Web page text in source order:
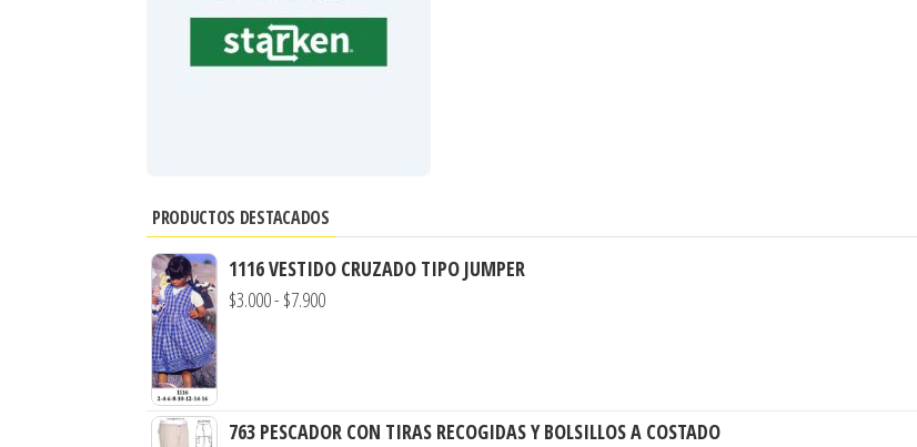
PRODUCTOS DESTACADOS
1116 VESTIDO CRUZADO TIPO JUMPER
$3.000- $7.900
763 PESCADOR CON TIRAS RECOGIDAS Y BOLSILLOS A COSTADO